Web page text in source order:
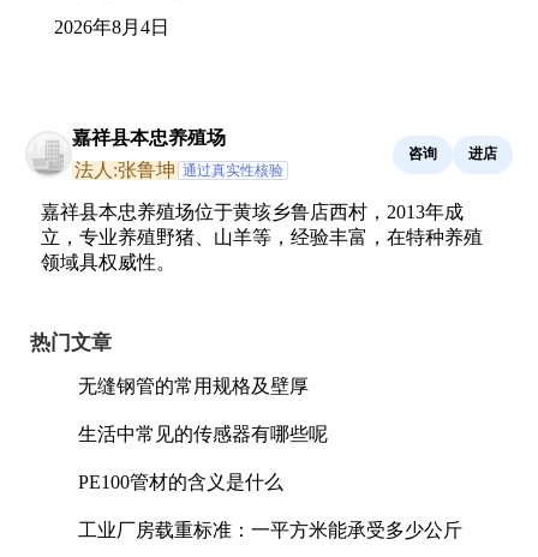
2026年8月4日
嘉祥县本忠养殖场
法人:张鲁坤 通过真实性核验
咨询 进店
嘉祥县本忠养殖场位于黄垓乡鲁店西村，2013年成
立，专业养殖野猪、山羊等，经验丰富，在特种养殖
领域具权威性。
热门文章
无缝钢管的常用规格及壁厚
生活中常见的传感器有哪些呢
PE100管材的含义是什么
工业厂房载重标准：一平方米能承受多少公斤